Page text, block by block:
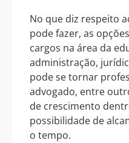
No que diz respeito
pode fazer, as
cargos na área da
administração,
pode se tornar
advogado, entre
de crescimento
possibilidade de
o tempo.